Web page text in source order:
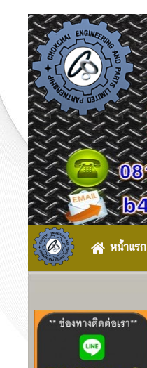
หน้าแรก